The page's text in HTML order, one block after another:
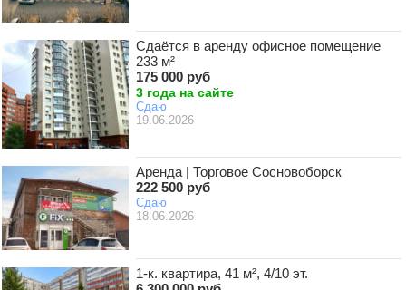
Сдаётся в аренду офисное помещение
233 м²
175 000 руб
3 года на сайте
Сдаю
19.06.2026
Аренда | Торговое Сосновоборск
222 500 руб
Сдаю
18.06.2026
1-к. квартира, 41 м², 4/10 эт.